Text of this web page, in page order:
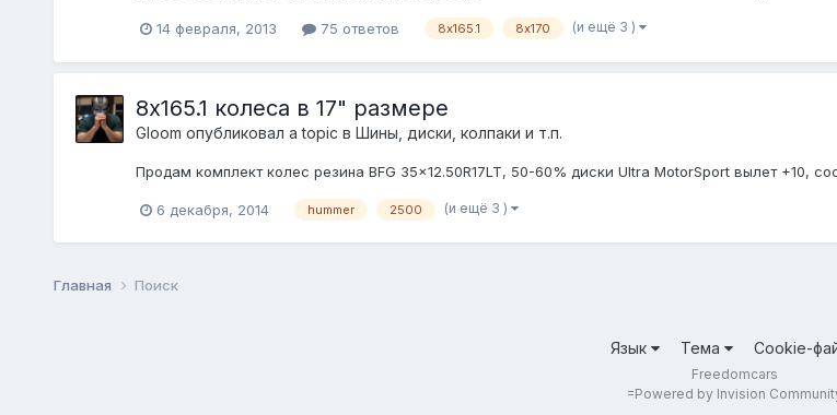
14 февраля, 2013 75 ответов 8х165.1 8х170 (и ещё 3 )
8х165.1 колеса в 17" размере
Gloom опубликовал a topic в Шины, диски, колпаки и т.п.
Продам комплект колес резина BFG 35×12.50R17LT, 50-60% диски Ultra MotorSport вылет +10,
6 декабря, 2014 hummer 2500 (и ещё 3 )
Главная Поиск
Язык Тема Cookie-
Freedomcars
=Powered by Invision